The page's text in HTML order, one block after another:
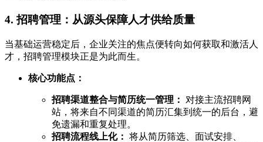
4. 招聘管理：从源头保障人才供给质量
当基础运营稳定后，企业关注的焦点便转向如何获取和激活人
才，招聘管理模块正是为此而生。
核心功能点：
招聘渠道整合与简历统一管理：
对接主流招聘网
站，将来自不同渠道的简历汇集到统一的后台，避
免遗漏和重复处理。
招聘流程线上化： 将从简历筛选、面试安排、